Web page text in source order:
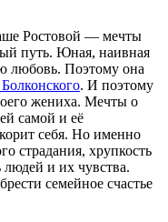
Ростовой — мечты
путь. Юная, наивная
любовь. Поэтому она
. И поэтому
жениха. Мечты о
самой и её
себя. Но именно
страдания, хрупкость
людей и их чувства.
семейное счастье